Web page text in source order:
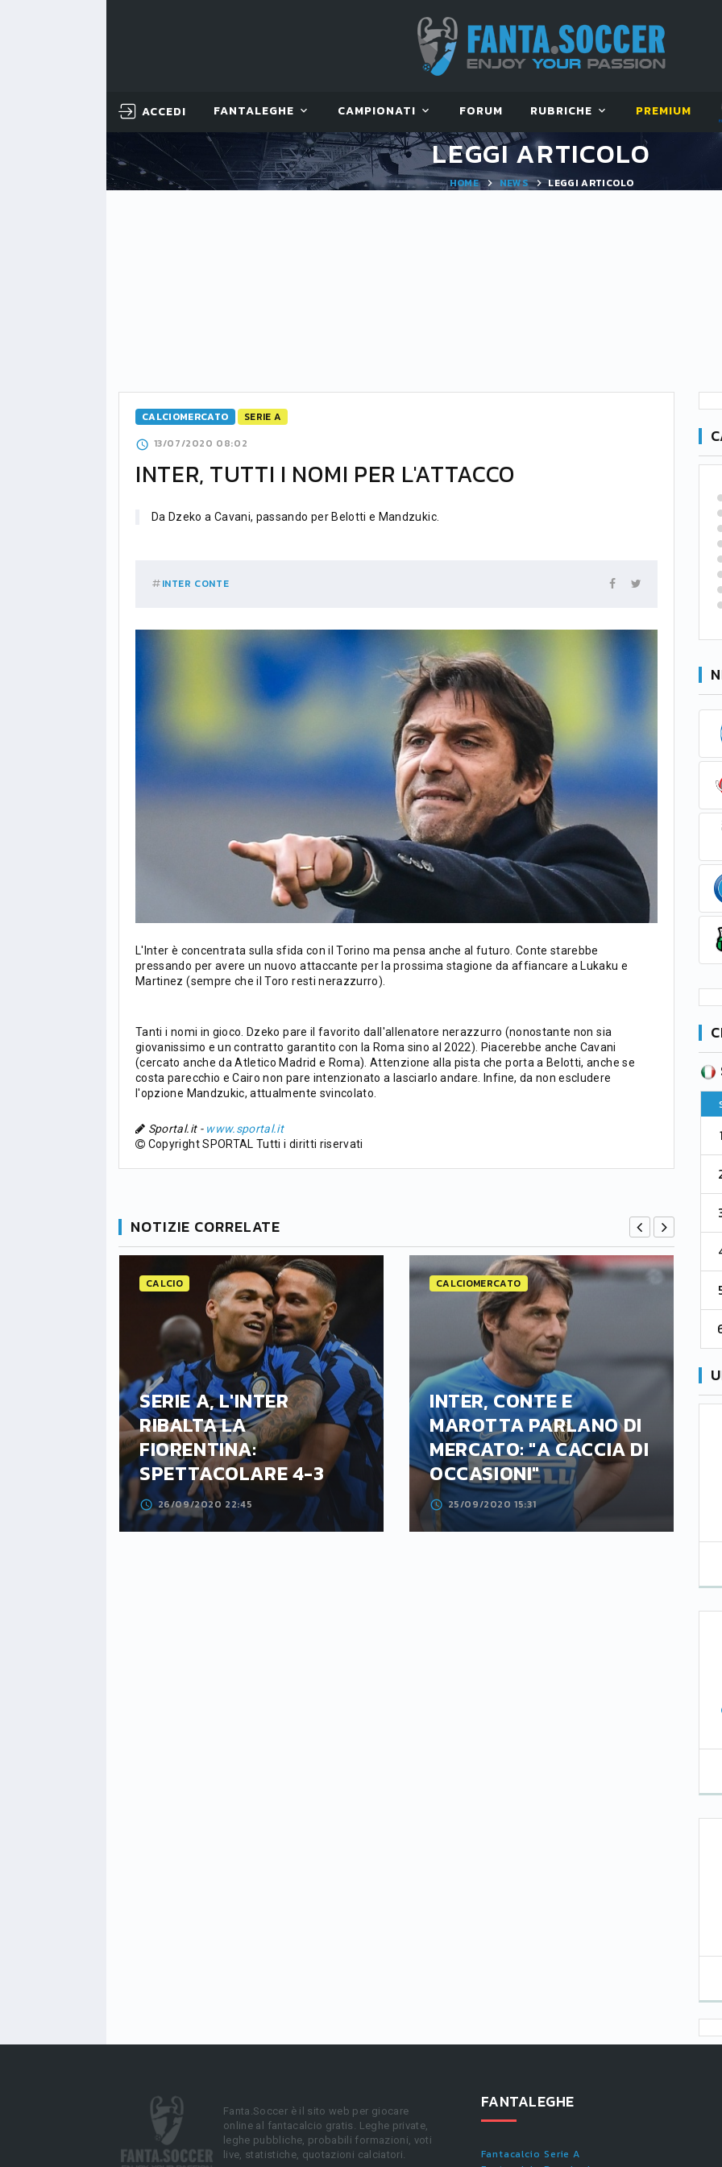
ACCEDI FANTALEGHE CAMPIONATI FORUM RUBRICHE PREMIUM
LEGGI ARTICOLO
HOME NEWS LEGGI ARTICOLO
CALCIOMERCATO
SERIE A
13/07/2020 08:02
INTER, TUTTI I NOMI PER L'ATTACCO
Da Dzeko a Cavani, passando per Belotti e Mandzukic.
INTER CONTE
L'Inter è concentrata sulla sfida con il Torino ma pensa anche al futuro. Conte starebbe
pressando per avere un nuovo attaccante per la prossima stagione da affiancare a Lukaku e
Martinez (sempre che il Toro resti nerazzurro).
Tanti i nomi in gioco. Dzeko pare il favorito dall'allenatore nerazzurro (nonostante non sia
giovanissimo e un contratto garantito con la Roma sino al 2022). Piacerebbe anche Cavani
(cercato anche da Atletico Madrid e Roma). Attenzione alla pista che porta a Belotti, anche se
costa parecchio e Cairo non pare intenzionato a lasciarlo andare. Infine, da non escludere
l'opzione Mandzukic, attualmente svincolato.
Sportal.it - www.sportal.it
Copyright SPORTAL Tutti i diritti riservati
NOTIZIE CORRELATE
CALCIO
SERIE A, L'INTER
RIBALTA LA
FIORENTINA:
SPETTACOLARE 4-3
26/09/2020 22:45
CALCIOMERCATO
INTER, CONTE E
MAROTTA PARLANO DI
MERCATO: "A CACCIA DI
OCCASIONI"
25/09/2020 15:31
LIGUE1 CLASSIFICA
Squadra
1 PSG 34 76
2 Monaco 34 67
4 Lille 34 59
5 Nizza 34
Lione 34
SERIE B CLASSIFICA
2 Como 1907 38 73
70
4 Cremonese 38 67
5 Catanzaro
Palermo
1
Fanta.Soccer è il sito web per giocare
online al fantacalcio gratis. Leghe private,
leghe pubbliche, probabili formazioni, voti
live, statistiche, quotazioni calciatori.
FANTALEGHE
Fantacalcio Serie A